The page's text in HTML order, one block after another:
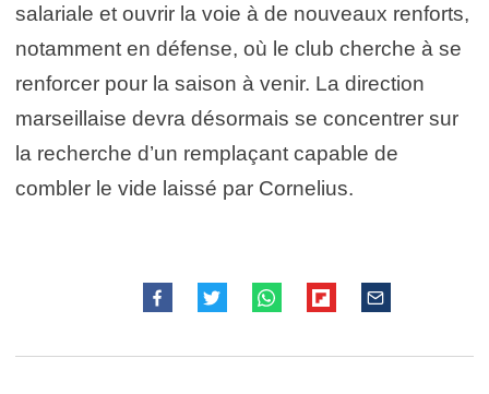
salariale et ouvrir la voie à de nouveaux renforts,
notamment en défense, où le club cherche à se
renforcer pour la saison à venir. La direction
marseillaise devra désormais se concentrer sur
la recherche d’un remplaçant capable de
combler le vide laissé par Cornelius.